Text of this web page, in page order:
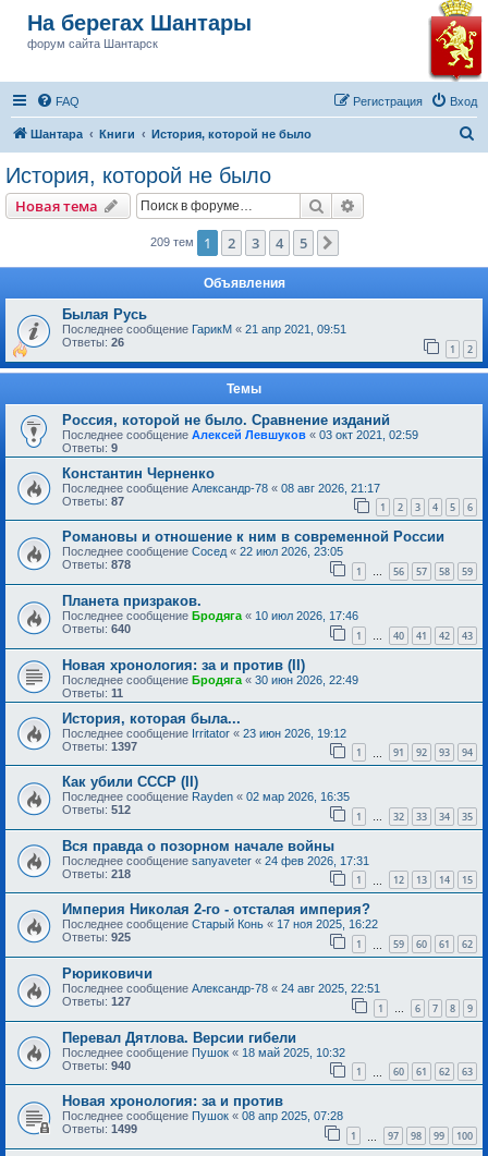
На берегах Шантары
форум сайта Шантарск
FAQ Вход
Регистрация
Шантара Книги История, которой не было
История, которой не было
Новая тема Поиск
209 тем 1 2 3 4 5
Объявления
Былая Русь
Последнее сообщение ГарикМ « 21 апр 2021, 09:51
Ответы: 26 1 2
Темы
Россия, которой не было. Сравнение изданий
Последнее сообщение Алексей Левшуков « 03 окт 2021, 02:59
Ответы: 9
Константин Черненко
Последнее сообщение Александр-78 « 08 авг 2026, 21:17
Ответы: 87 1 2 3 4 5 6
Романовы и отношение к ним в современной России
Последнее сообщение Сосед « 22 июл 2026, 23:05
Ответы: 878 1 … 56 57 58 59
Планета призраков.
Последнее сообщение Бродяга « 10 июл 2026, 17:46
Ответы: 640 1 … 40 41 42 43
Новая хронология: за и против (II)
Последнее сообщение Бродяга « 30 июн 2026, 22:49
Ответы: 11
История, которая была...
Последнее сообщение Irritator « 23 июн 2026, 19:12
Ответы: 1397 1 91 92 93 94
Как убили СССР (II)
Последнее сообщение Rayden « 02 мар 2026, 16:35
Ответы: 512 1 … 32 33 34 35
Вся правда о позорном начале войны
Последнее сообщение sanyaveter « 24 фев 2026, 17:31
Ответы: 218 1 12 13 14 15
Империя Николая 2-го - отсталая империя?
Последнее сообщение Старый Конь « 17 ноя 2025, 16:22
Ответы: 925 1 59 60 61 62
Рюриковичи
Последнее сообщение Александр-78 « 24 авг 2025, 22:51
Ответы: 127 1 … 6 7 8 9
Перевал Дятлова. Версии гибели
Последнее сообщение Пушок « 18 май 2025, 10:32
Ответы: 940 1 60 61 62 63
Новая хронология: за и против
Последнее сообщение Пушок « 08 апр 2025, 07:28
Ответы: 1499 1 97 98 99 100